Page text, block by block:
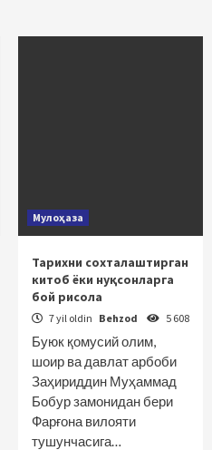
Мулоҳаза
Тарихни сохталаштирган
китоб ёки нуқсонларга
бой рисола
7 yil oldin Behzod 5 608
Буюк қомусий олим,
шоир ва давлат арбоби
Заҳириддин Муҳаммад
Бобур замонидан бери
Фарғона вилояти
тушунчасига…